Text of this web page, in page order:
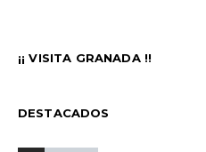
¡¡ VISITA GRANADA !!
DESTACADOS